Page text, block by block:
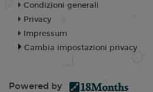
Condizioni generali
Privacy
Impressum
Cambia impostazioni privacy
Powered by